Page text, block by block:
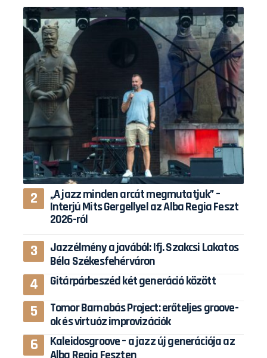
„A jazz minden arcát megmutatjuk” –
Interjú Mits Gergellyel az Alba Regia Feszt
2026-ról
Jazzélmény a javából: Ifj. Szakcsi Lakatos
Béla Székesfehérváron
Gitárpárbeszéd két generáció között
Tomor Barnabás Project: erőteljes groove-
ok és virtuóz improvizációk
Kaleidosgroove – a jazz új generációja az
Alba Regia Feszten